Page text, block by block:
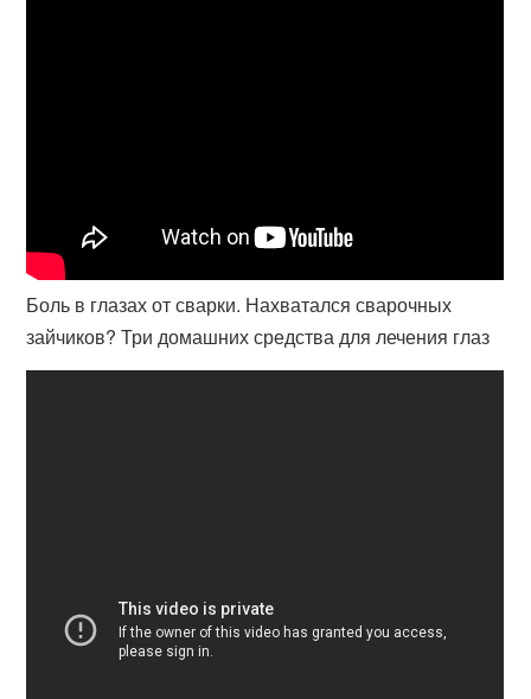
Боль в глазах от сварки. Нахватался сварочных
зайчиков? Три домашних средства для лечения глаз